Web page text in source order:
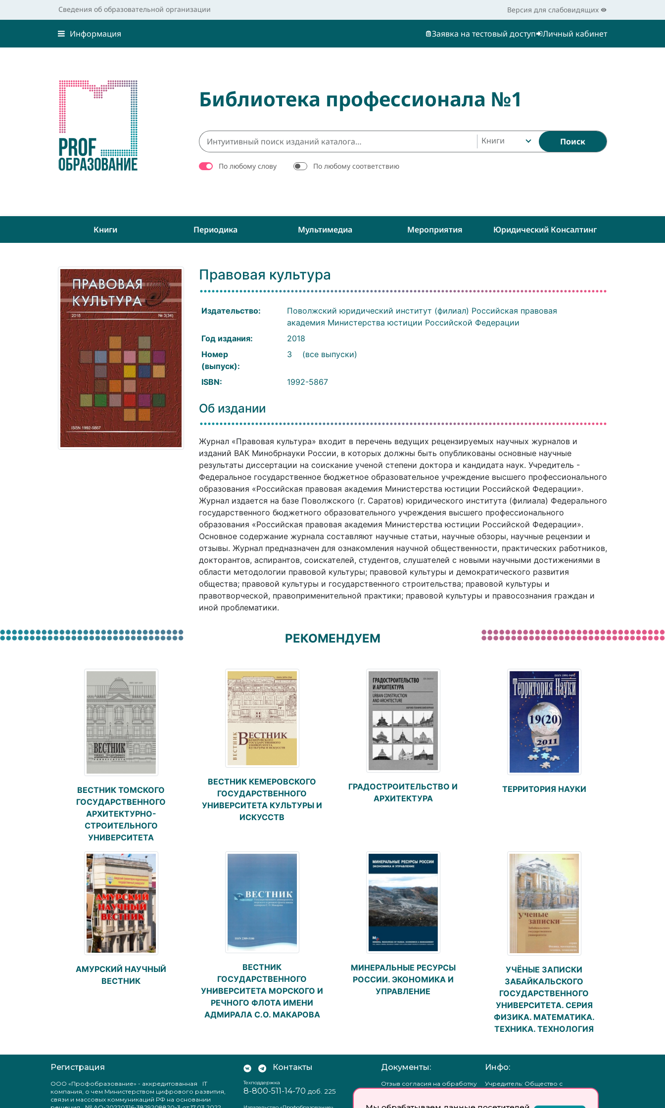
Сведения об образовательной организации Версия для слабовидящих
Информация Заявка на тестовый доступ Личный кабинет
Библиотека профессионала №1
Книги Поиск
По любому слову По любому соответствию
Книги Периодика Мультимедиа Мероприятия Юридический Консалтинг
Правовая культура
Издательство:
Поволжский юридический институт (филиал) Российская правовая
академия Министерства юстиции Российской Федерации
Год издания:
2018
Номер
(выпуск):
3 (все выпуски)
ISBN: 1992-5867
Об издании
Журнал «Правовая культура» входит в перечень ведущих рецензируемых научных журналов и
изданий ВАК Минобрнауки России, в которых должны быть опубликованы основные научные
результаты диссертации на соискание ученой степени доктора и кандидата наук. Учредитель -
Федеральное государственное бюджетное образовательное учреждение высшего профессионального
образования «Российская правовая академия Министерства юстиции Российской Федерации».
Журнал издается на базе Поволжского (г. Саратов) юридического института (филиала) Федерального
государственного бюджетного образовательного учреждения высшего профессионального
образования «Российская правовая академия Министерства юстиции Российской Федерации».
Основное содержание журнала составляют научные статьи, научные обзоры, научные рецензии и
отзывы. Журнал предназначен для ознакомления научной общественности, практических работников,
докторантов, аспирантов, соискателей, студентов, слушателей с новыми научными достижениями в
области методологии правовой культуры; правовой культуры и демократического развития
общества; правовой культуры и государственного строительства; правовой культуры и
правотворческой, правоприменительной практики; правовой культуры и правосознания граждан и
иной проблематики.
РЕКОМЕНДУЕМ
ВЕСТНИК ТОМСКОГО
ГОСУДАРСТВЕННОГО
АРХИТЕКТУРНО-
СТРОИТЕЛЬНОГО
УНИВЕРСИТЕТА
ВЕСТНИК КЕМЕРОВСКОГО
ГОСУДАРСТВЕННОГО
УНИВЕРСИТЕТА КУЛЬТУРЫ И
ИСКУССТВ
ГРАДОСТРОИТЕЛЬСТВО И
АРХИТЕКТУРА
ТЕРРИТОРИЯ НАУКИ
АМУРСКИЙ НАУЧНЫЙ
ВЕСТНИК
ВЕСТНИК
ГОСУДАРСТВЕННОГО
УНИВЕРСИТЕТА МОРСКОГО И
РЕЧНОГО ФЛОТА ИМЕНИ
АДМИРАЛА С.О. МАКАРОВА
МИНЕРАЛЬНЫЕ РЕСУРСЫ
РОССИИ. ЭКОНОМИКА И
УПРАВЛЕНИЕ
УЧЁНЫЕ ЗАПИСКИ
ЗАБАЙКАЛЬСКОГО
ГОСУДАРСТВЕННОГО
УНИВЕРСИТЕТА. СЕРИЯ
ФИЗИКА. МАТЕМАТИКА.
ТЕХНИКА. ТЕХНОЛОГИЯ
Регистрация
ООО «Профобразование» - аккредитованная IT
компания, о чем Министерством цифрового развития,
связи и массовых коммуникаций РФ на основании
Контакты
Техподдержка
8-800-511-14-70 доб. 225
Документы:
Отзыв согласия на обработку
Инфо:
Учредитель: Общество с